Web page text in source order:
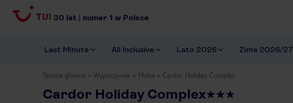
30 lat | numer 1 w Polsce
Last Minute All Inclusive Lato 2026 Zima 2026/27
Strona główna Wypoczynek Malta Cardor Holiday Complex
Cardor Holiday Complex